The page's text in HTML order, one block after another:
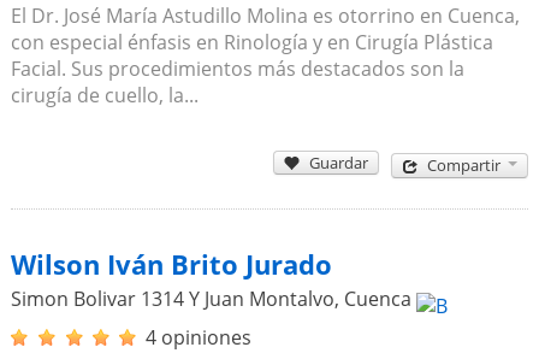
El Dr. José María Astudillo Molina es otorrino en Cuenca,
con especial énfasis en Rinología y en Cirugía Plástica
Facial. Sus procedimientos más destacados son la
cirugía de cuello, la...
Guardar Compartir
Wilson Iván Brito Jurado
Simon Bolivar 1314 Y Juan Montalvo, Cuenca
4 opiniones